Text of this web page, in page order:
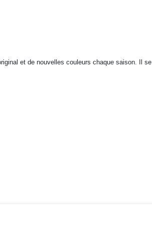
et de nouvelles couleurs chaque saison. Il se